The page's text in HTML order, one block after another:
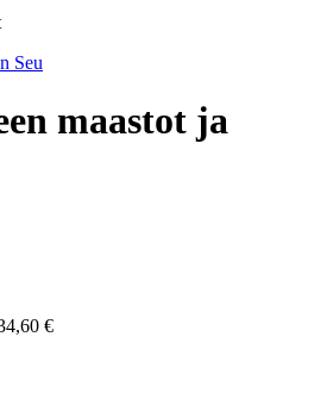
Seu
maastot ja
€